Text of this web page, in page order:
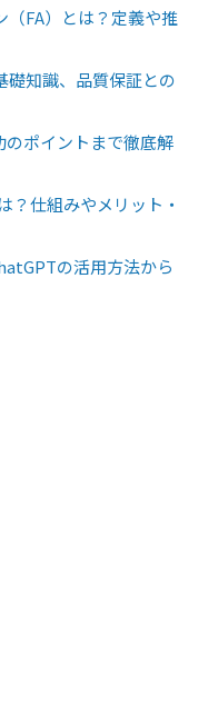
（FA）とは？定義や推
礎知識、品質保証との
ポイントまで徹底解
？仕組みやメリット・
の活用方法から